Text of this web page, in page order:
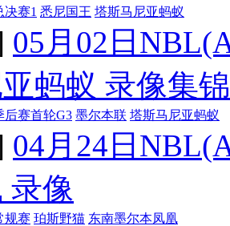
赛1 悉尼国王 塔斯马尼亚蚂蚁
05月02日
蚂蚁 录像集锦
赛首轮G3 墨尔本联 塔斯马尼亚蚂蚁
04月24日
录像
规赛 珀斯野猫 东南墨尔本凤凰